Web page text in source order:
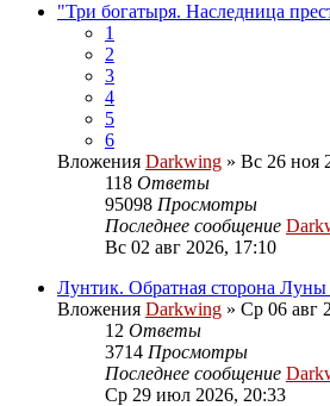
"Три богатыря. Наследница
1
2
3
4
5
6
Вложения Darkwing » Вс 26 ноя
118 Ответы
95098 Просмотры
Последнее сообщение
Вс 02 авг 2026, 17:10
Лунтик. Обратная сторона Луны
Вложения Darkwing » Ср 06 авг
12 Ответы
3714 Просмотры
Последнее сообщение
Ср 29 июл 2026, 20:33